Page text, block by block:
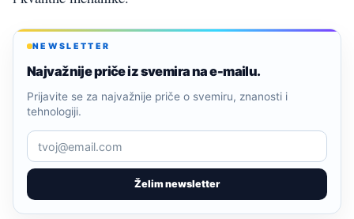
NEWSLETTER
Najvažnije priče iz svemira na e-mailu.
Želim newsletter
Prijavite se za najvažnije priče o svemiru, znanosti i
tehnologiji.